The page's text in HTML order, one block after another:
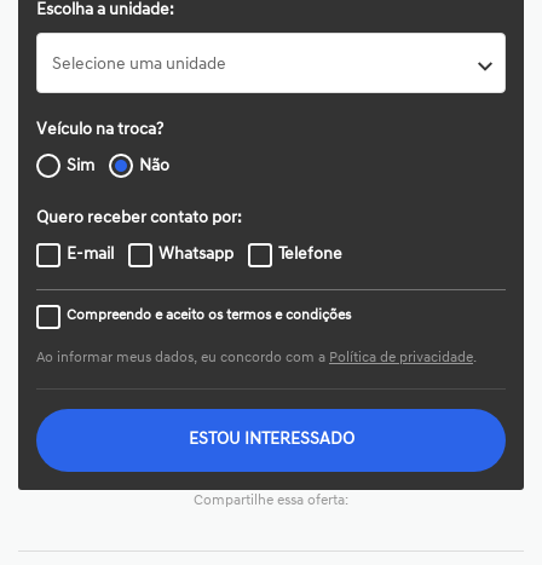
Escolha a unidade:
Selecione uma unidade
Veículo na troca?
Sim
Não
Quero receber contato por:
E-mail
Whatsapp Telefone
Compreendo e aceito os termos e condições
Ao informar meus dados, eu concordo com a Política de privacidade.
ESTOU INTERESSADO
Compartilhe essa oferta: